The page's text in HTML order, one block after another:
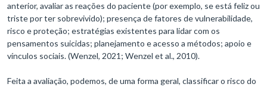
anterior, avaliar as reações do paciente (por exemplo, se está feliz ou
triste por ter sobrevivido); presença de fatores de vulnerabilidade,
risco e proteção; estratégias existentes para lidar com os
pensamentos suicidas; planejamento e acesso a métodos; apoio e
vínculos sociais. (Wenzel, 2021; Wenzel et al., 2010).
Feita a avaliação, podemos, de uma forma geral, classificar o risco do